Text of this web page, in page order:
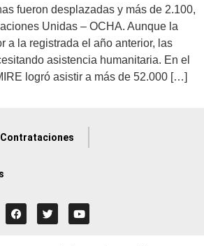
fueron desplazadas y más de 2.100,
Unidas – OCHA. Aunque la
a la registrada el año anterior, las
asistencia humanitaria. En el
logró asistir a más de 52.000 […]
Contrataciones